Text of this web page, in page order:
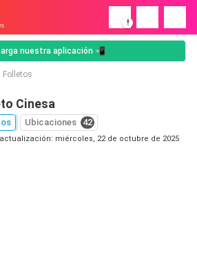
!
nuestra aplicación 📲
Folletos
Cinesa
Ubicaciones 42
miércoles, 22 de octubre de 2025